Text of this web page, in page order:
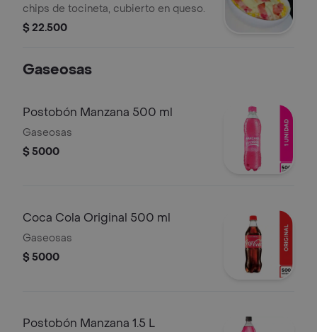
chips de tocineta, cubierto en queso.
$ 22.500
Gaseosas
Postobón Manzana 500 ml
Gaseosas
$ 5000
Coca Cola Original 500 ml
Gaseosas
$ 5000
Postobón Manzana 1.5 L